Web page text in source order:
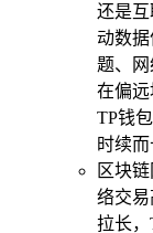
还是
动数据
题、网
在偏
TP钱
时续而
区块
络交
拉长